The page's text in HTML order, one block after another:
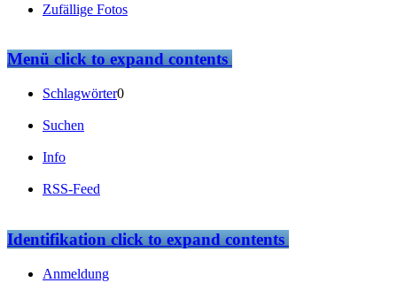
Zufällige Fotos
Menüclick to expand contents
Schlagwörter0
Suchen
Info
RSS-Feed
Identifikationclick to expand contents
Anmeldung